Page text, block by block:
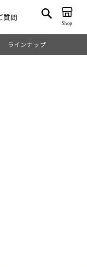
質問
Shop
ラインナップ